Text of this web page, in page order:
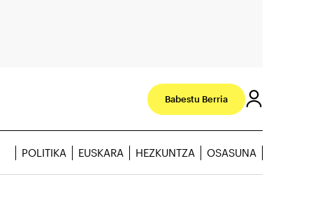
Babestu Berria
POLITIKA EUSKARA HEZKUNTZA OSASUNA